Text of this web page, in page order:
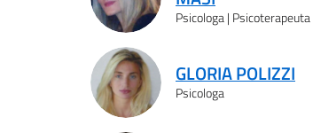
Psicologa | Psicoterapeuta
GLORIA POLIZZI
Psicologa